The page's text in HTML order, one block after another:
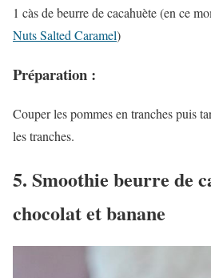
1 càs de beurre de cacahuète (en ce
Nuts Salted Caramel)
Préparation :
Couper les pommes en tranches puis
les tranches.
5. Smoothie beurre de
chocolat et banane